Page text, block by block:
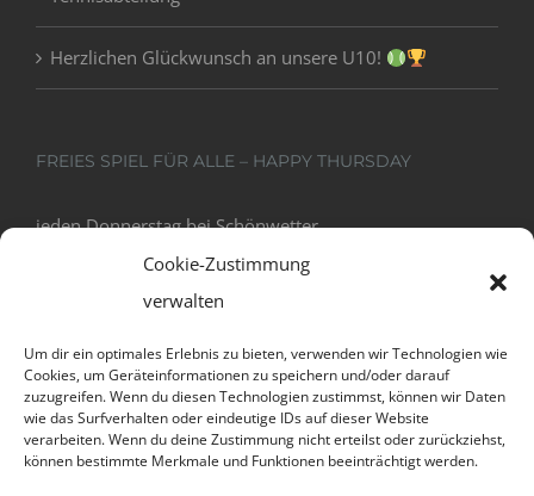
Cookie-Zustimmung
verwalten
Um dir ein optimales Erlebnis zu bieten, verwenden wir Technologien wie
Cookies, um Geräteinformationen zu speichern und/oder darauf
zuzugreifen. Wenn du diesen Technologien zustimmst, können wir Daten
wie das Surfverhalten oder eindeutige IDs auf dieser Website
verarbeiten. Wenn du deine Zustimmung nicht erteilst oder zurückziehst,
können bestimmte Merkmale und Funktionen beeinträchtigt werden.
Herzlichen Glückwunsch an unsere U10!
FREIES SPIEL FÜR ALLE – HAPPY THURSDAY
jeden Donnerstag bei Schönwetter
18:00 - 20:00